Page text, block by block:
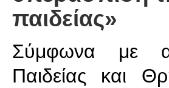
παιδείας»
Σύμφωνα με
Παιδείας και